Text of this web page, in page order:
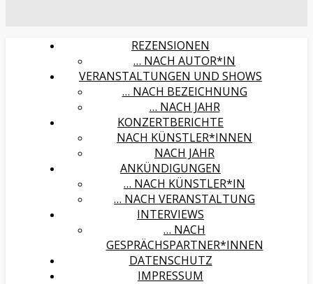
REZENSIONEN
… NACH AUTOR*IN
VERANSTALTUNGEN UND SHOWS
… NACH BEZEICHNUNG
… NACH JAHR
KONZERTBERICHTE
NACH KÜNSTLER*INNEN
NACH JAHR
ANKÜNDIGUNGEN
… NACH KÜNSTLER*IN
… NACH VERANSTALTUNG
INTERVIEWS
… NACH
GESPRÄCHSPARTNER*INNEN
DATENSCHUTZ
IMPRESSUM